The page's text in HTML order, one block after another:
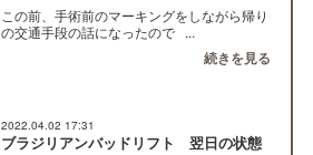
この前、手術前のマーキングをしながら帰り
の交通手段の話になったので ...
続きを見る
2022.04.02 17:31
ブラジリアンバッドリフト 翌日の状態